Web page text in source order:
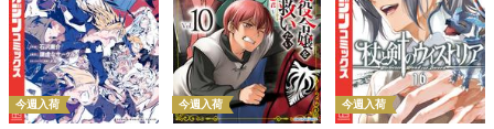
今週入荷 今週入荷 今週入荷